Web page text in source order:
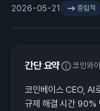
2026-05-21 중립적
간단 요약 코인와
코인베이스 CEO, AI
규제 해결 시간 90%